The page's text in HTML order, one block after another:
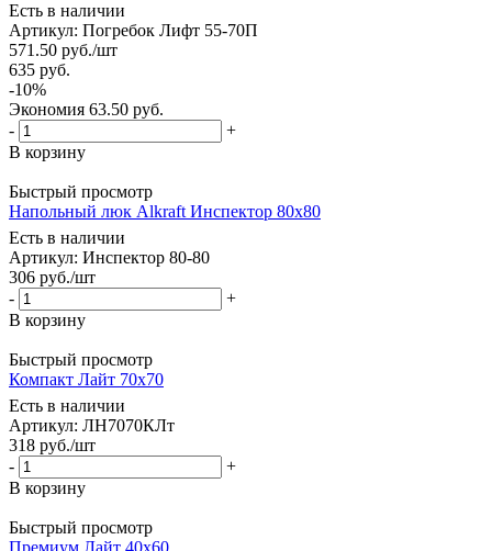
Есть в наличии
Артикул: Погребок Лифт 55-70П
571.50 руб./шт
635 руб.
-10%
Экономия 63.50 руб.
-
+
В корзину
Быстрый просмотр
Напольный люк Alkraft Инспектор 80x80
Есть в наличии
Артикул: Инспектор 80-80
306 руб./шт
-
+
В корзину
Быстрый просмотр
Компакт Лайт 70х70
Есть в наличии
Артикул: ЛН7070КЛт
318 руб./шт
-
+
В корзину
Быстрый просмотр